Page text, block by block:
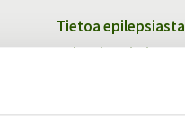
Tietoa epilepsiasta
Tukea ja toimintaa